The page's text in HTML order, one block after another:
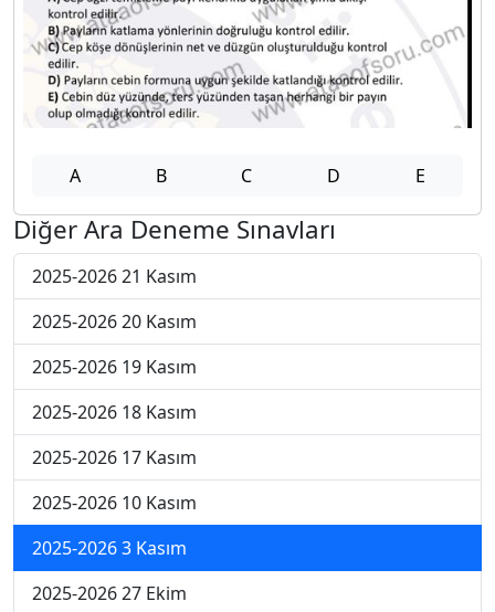
A B C D E
Diğer Ara Deneme Sınavları
2025-2026 21 Kasım
2025-2026 20 Kasım
2025-2026 19 Kasım
2025-2026 18 Kasım
2025-2026 17 Kasım
2025-2026 10 Kasım
2025-2026 3 Kasım
2025-2026 27 Ekim